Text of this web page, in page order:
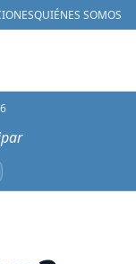
QUIÉNES SOMOS